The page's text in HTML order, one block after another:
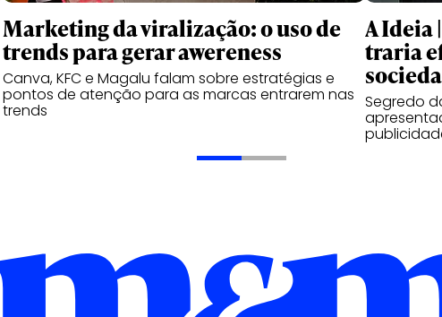
Marketing da viralização: o uso de
trends para gerar awereness
Canva, KFC e Magalu falam sobre estratégias e
pontos de atenção para as marcas entrarem nas
trends
A Ideia
traria
Segredo